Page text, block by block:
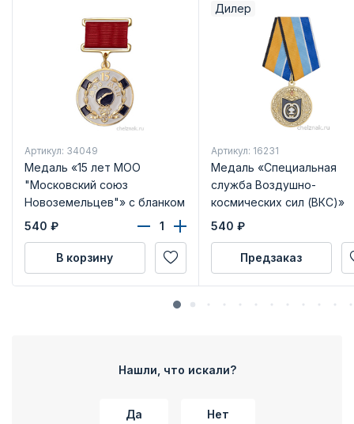
Артикул: 34049
Медаль «15 лет МОО
"Московский союз
Новоземельцев"» с бланком
удостоверения
540 ₽
В корзину
Дилер
Артикул: 16231
Медаль «Специальная
служба Воздушно-
космических сил (ВКС)»
540 ₽
Предзаказ
Нашли, что искали?
Да Нет